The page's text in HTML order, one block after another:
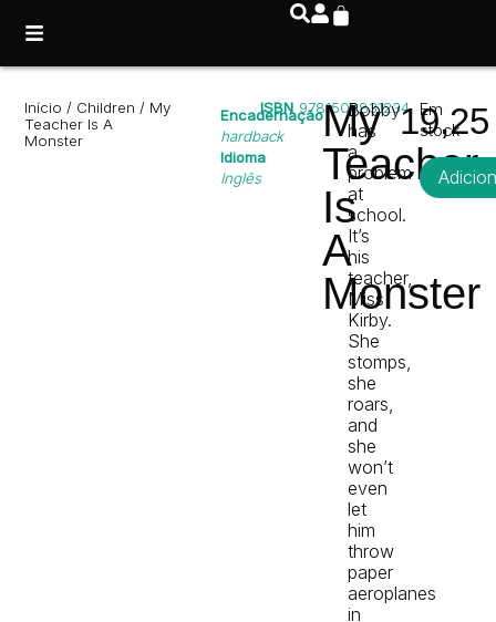
Início / Children / My
Teacher Is A
Monster
Encadernação
hardback
Idioma
Inglês
ISBN 9781509831234
My
Teacher
Is
A
Monster
Bobby
has
a
problem
at
school.
It’s
his
teacher,
Miss
Kirby.
She
stomps,
she
roars,
and
she
won’t
even
let
him
throw
paper
aeroplanes
in
Em
stock